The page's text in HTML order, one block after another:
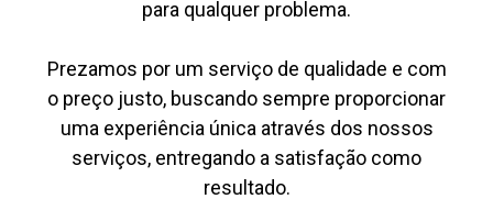
para qualquer problema.
Prezamos por um serviço de qualidade e com
o preço justo, buscando sempre proporcionar
uma experiência única através dos nossos
serviços, entregando a satisfação como
resultado.